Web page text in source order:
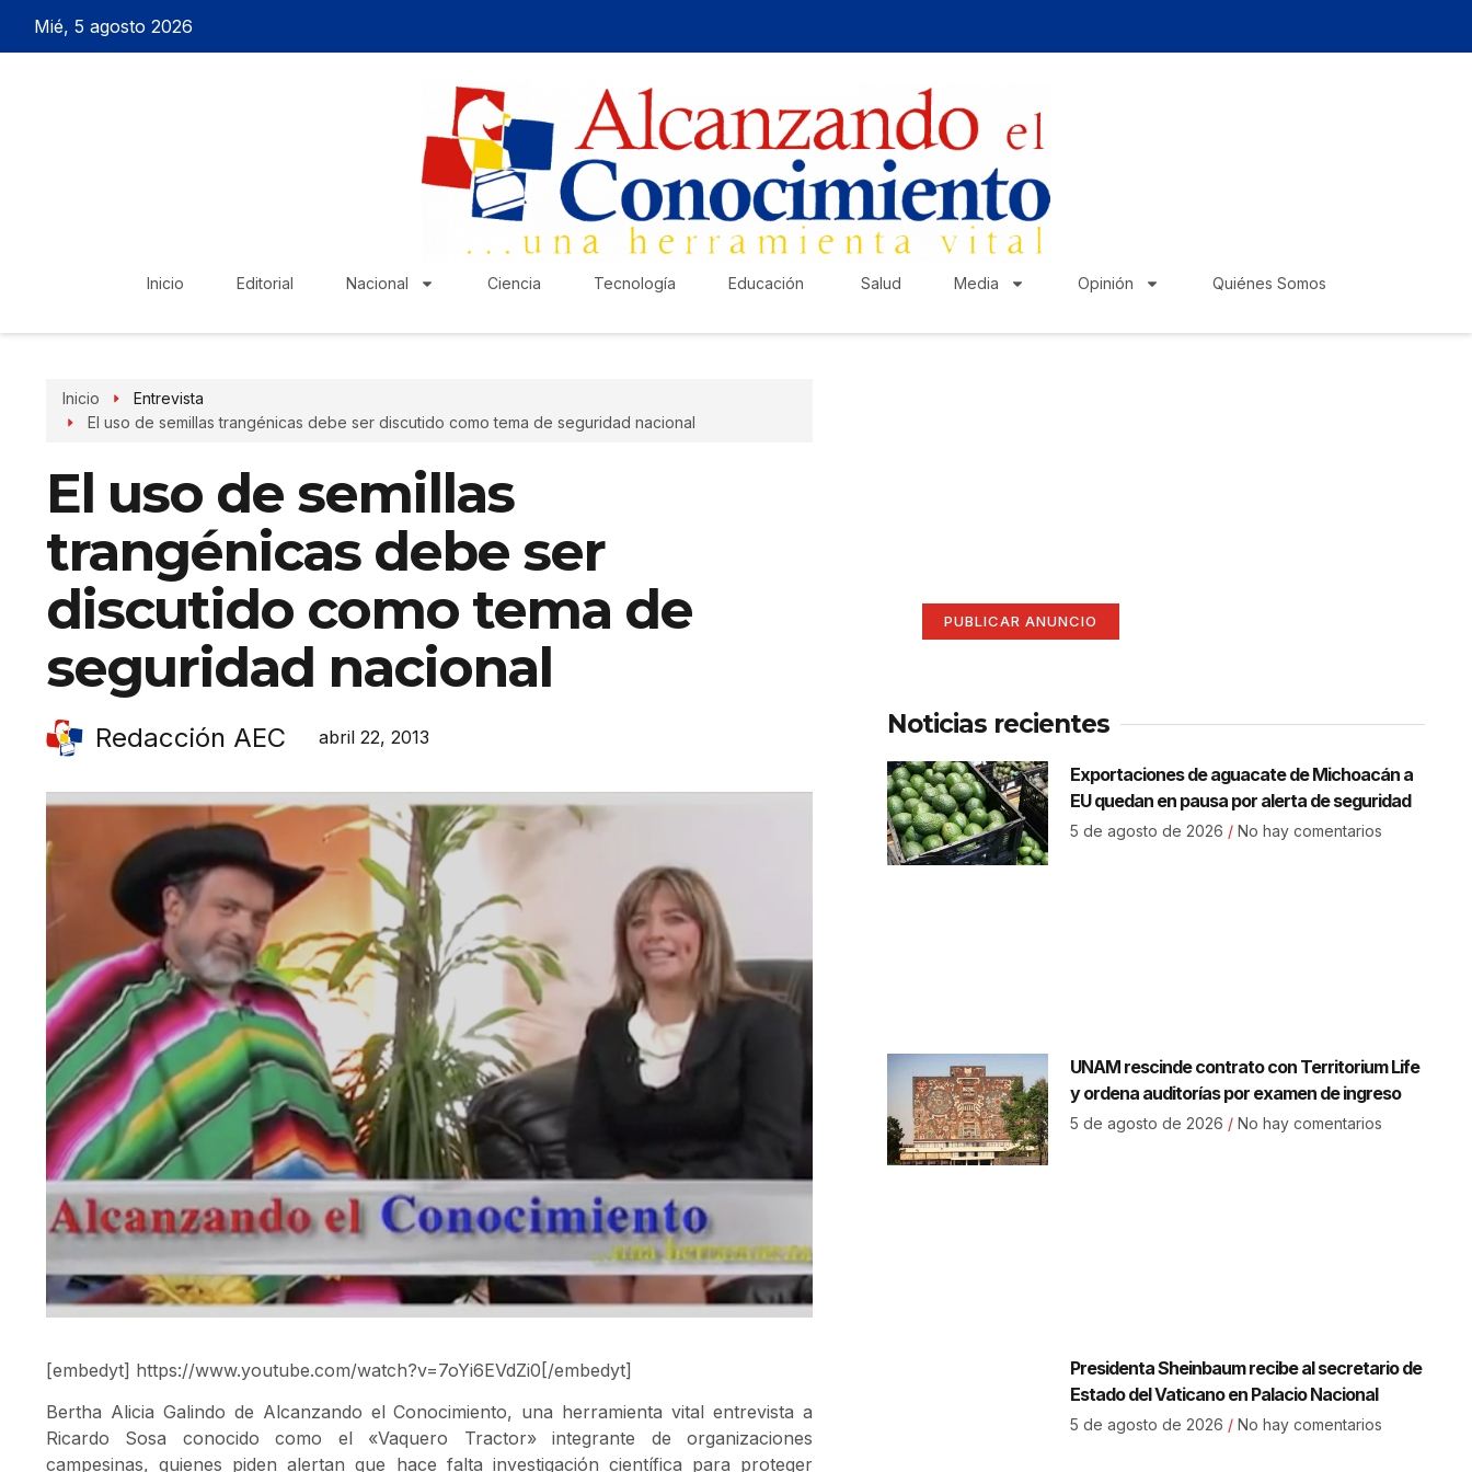
Mié, 5 agosto 2026
Inicio Editorial Nacional Ciencia Tecnología Educación Salud Media Opinión Quiénes Somos
Inicio
Entrevista
El uso de semillas trangénicas debe ser discutido como tema de seguridad nacional
El uso de semillas
trangénicas debe ser
discutido como tema de
seguridad nacional
Redacción AEC abril 22, 2013
[embedyt] https://www.youtube.com/watch?v=7oYi6EVdZi0[/embedyt]
Bertha Alicia Galindo de Alcanzando el Conocimiento, una herramienta vital entrevista a
Ricardo Sosa conocido como el «Vaquero Tractor» integrante de organizaciones
campesinas, quienes piden alertan que hace falta investigación científica para proteger
PUBLICAR ANUNCIO
Noticias recientes
Exportaciones de aguacate de Michoacán a
EU quedan en pausa por alerta de seguridad
5 de agosto de 2026 No hay comentarios
UNAM rescinde contrato con Territorium Life
y ordena auditorías por examen de ingreso
5 de agosto de 2026 No hay comentarios
Presidenta Sheinbaum recibe al secretario de
Estado del Vaticano en Palacio Nacional
5 de agosto de 2026 No hay comentarios